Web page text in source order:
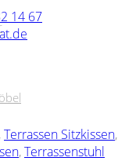
14 67
,Terrassen Sitzkissen,
,Terrassenstuhl